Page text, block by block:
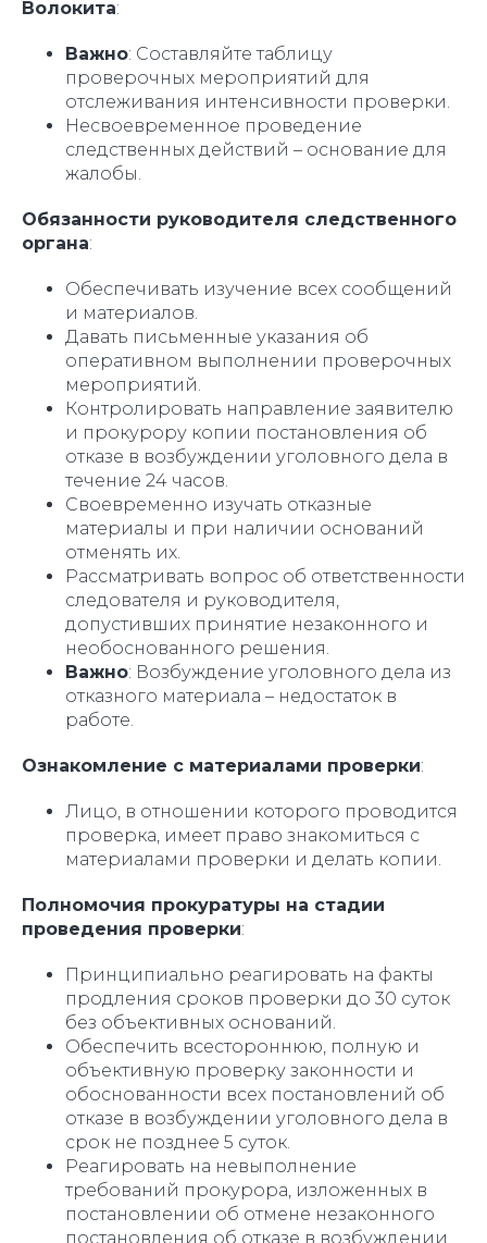
Волокита:
Важно: Составляйте таблицу
проверочных мероприятий для
отслеживания интенсивности проверки.
Несвоевременное проведение
следственных действий – основание для
жалобы.
Обязанности руководителя следственного
органа:
Обеспечивать изучение всех сообщений
и материалов.
Давать письменные указания об
оперативном выполнении проверочных
мероприятий.
Контролировать направление заявителю
и прокурору копии постановления об
отказе в возбуждении уголовного дела в
течение 24 часов.
Своевременно изучать отказные
материалы и при наличии оснований
отменять их.
Рассматривать вопрос об ответственности
следователя и руководителя,
допустивших принятие незаконного и
необоснованного решения.
Важно: Возбуждение уголовного дела из
отказного материала – недостаток в
работе.
Ознакомление с материалами проверки:
Лицо, в отношении которого проводится
проверка, имеет право знакомиться с
материалами проверки и делать копии.
Полномочия прокуратуры на стадии
проведения проверки:
Принципиально реагировать на факты
продления сроков проверки до 30 суток
без объективных оснований.
Обеспечить всестороннюю, полную и
объективную проверку законности и
обоснованности всех постановлений об
отказе в возбуждении уголовного дела в
срок не позднее 5 суток.
Реагировать на невыполнение
требований прокурора, изложенных в
постановлении об отмене незаконного
постановления об отказе в возбуждении